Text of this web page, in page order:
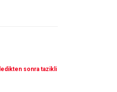
sonra tazikli